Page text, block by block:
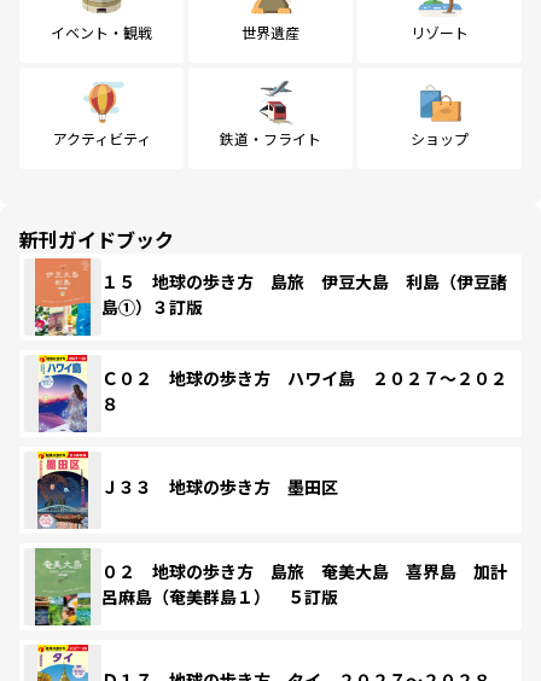
イベント・観戦 世界遺産 リゾート
アクティビティ 鉄道・フライト ショップ
新刊ガイドブック
１５ 地球の歩き方 島旅 伊豆大島 利島（伊豆諸
島①）３訂版
Ｃ０２ 地球の歩き方 ハワイ島 ２０２７～２０２
８
Ｊ３３ 地球の歩き方 墨田区
０２ 地球の歩き方 島旅 奄美大島 喜界島 加計
呂麻島（奄美群島１） ５訂版